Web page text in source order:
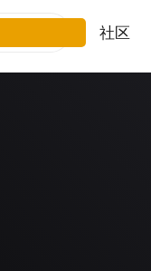
社区